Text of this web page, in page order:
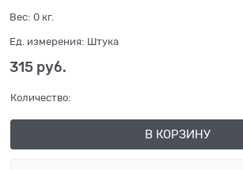
Вес: 0 кг.
Ед. измерения: Штука
315 руб.
Количество:
В КОРЗИНУ